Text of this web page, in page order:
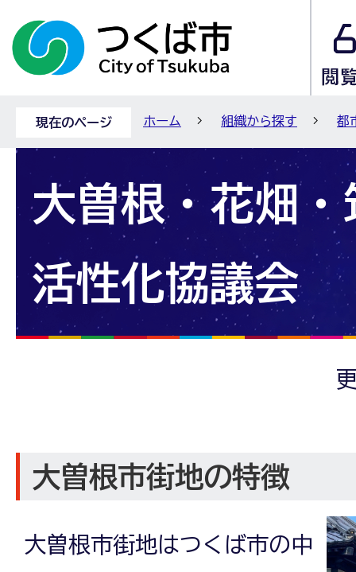
現在のページ ホーム 組織から探す 都
大曽根・花畑・
活性化協議会
大曽根市街地の特徴
大曽根市街地はつくば市の中